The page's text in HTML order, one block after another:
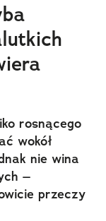
rosnącego
wokół
nie wina
–
przeczy